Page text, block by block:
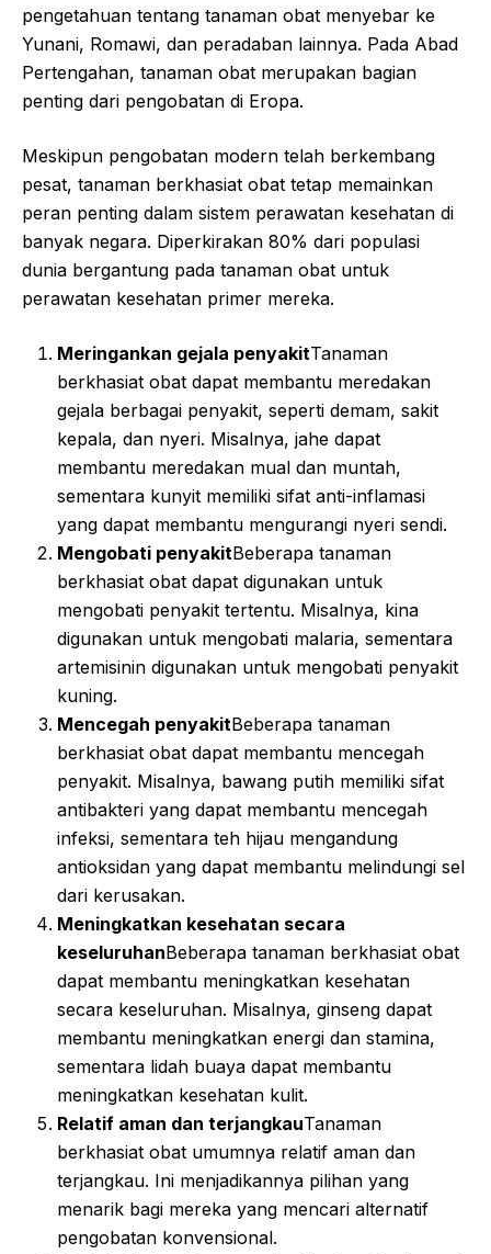
pengetahuan tentang tanaman obat menyebar ke
Yunani, Romawi, dan peradaban lainnya. Pada Abad
Pertengahan, tanaman obat merupakan bagian
penting dari pengobatan di Eropa.
Meskipun pengobatan modern telah berkembang
pesat, tanaman berkhasiat obat tetap memainkan
peran penting dalam sistem perawatan kesehatan di
banyak negara. Diperkirakan 80% dari populasi
dunia bergantung pada tanaman obat untuk
perawatan kesehatan primer mereka.
Meringankan gejala penyakitTanaman
berkhasiat obat dapat membantu meredakan
gejala berbagai penyakit, seperti demam, sakit
kepala, dan nyeri. Misalnya, jahe dapat
membantu meredakan mual dan muntah,
sementara kunyit memiliki sifat anti-inflamasi
yang dapat membantu mengurangi nyeri sendi.
Mengobati penyakitBeberapa tanaman
berkhasiat obat dapat digunakan untuk
mengobati penyakit tertentu. Misalnya, kina
digunakan untuk mengobati malaria, sementara
artemisinin digunakan untuk mengobati penyakit
kuning.
Mencegah penyakitBeberapa tanaman
berkhasiat obat dapat membantu mencegah
penyakit. Misalnya, bawang putih memiliki sifat
antibakteri yang dapat membantu mencegah
infeksi, sementara teh hijau mengandung
antioksidan yang dapat membantu melindungi sel
dari kerusakan.
Meningkatkan kesehatan secara
keseluruhanBeberapa tanaman berkhasiat obat
dapat membantu meningkatkan kesehatan
secara keseluruhan. Misalnya, ginseng dapat
membantu meningkatkan energi dan stamina,
sementara lidah buaya dapat membantu
meningkatkan kesehatan kulit.
Relatif aman dan terjangkauTanaman
berkhasiat obat umumnya relatif aman dan
terjangkau. Ini menjadikannya pilihan yang
menarik bagi mereka yang mencari alternatif
pengobatan konvensional.